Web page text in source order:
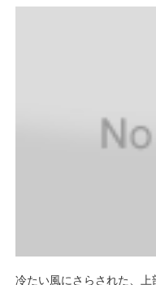
冷たい風にさらされた、